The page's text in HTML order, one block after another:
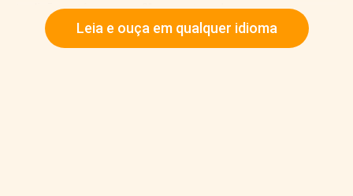
tradição está em curso?" perguntou ela.
"Há mais de um século. Foi organizada pela primeira vez
Leia e ouça em qualquer idioma